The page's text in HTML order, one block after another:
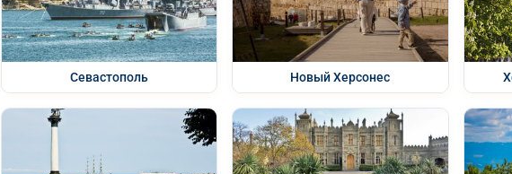
Севастополь Новый Херсонес